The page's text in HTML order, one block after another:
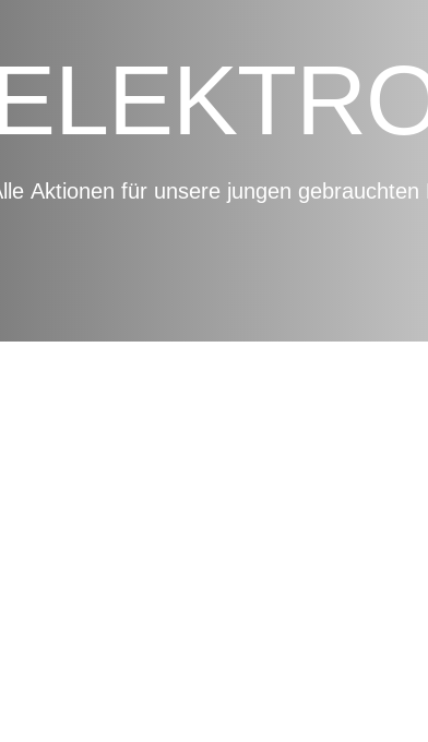
Aktionen für unsere jungen gebrauchten